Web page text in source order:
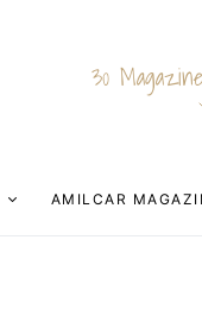
30
AMILCAR